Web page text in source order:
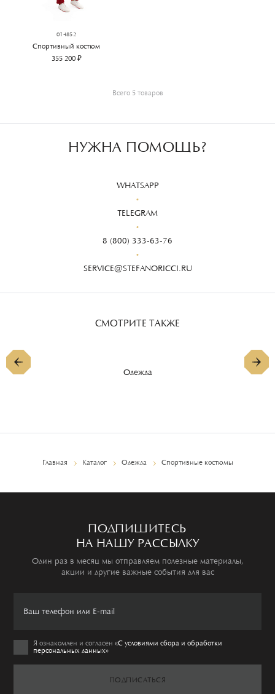
014852
Спортивный костюм
355 200 ₽
Всего 5 товаров
НУЖНА ПОМОЩЬ?
WHATSAPP
TELEGRAM
8 (800) 333-63-76
SERVICE@STEFANORICCI.RU
СМОТРИТЕ ТАКЖЕ
Одежда
Главная Каталог Одежда Спортивные костюмы
ПОДПИШИТЕСЬ
НА НАШУ РАССЫЛКУ
Один раз в месяц мы отправляем полезные материалы,
акции и другие важные события для вас
Я ознакомлен и согласен«C условиями сбора и обработки
персональных данных»
ПОДПИСАТЬСЯ